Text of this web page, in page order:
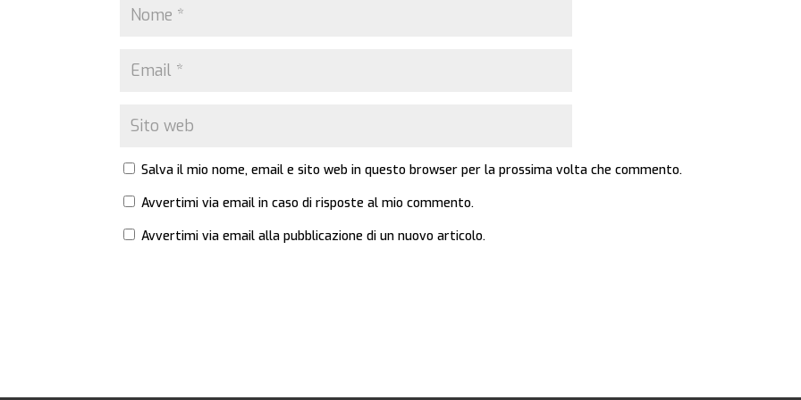
Salva il mio nome, email e sito web in questo browser per la prossima volta che commento.
Avvertimi via email in caso di risposte al mio commento.
Avvertimi via email alla pubblicazione di un nuovo articolo.